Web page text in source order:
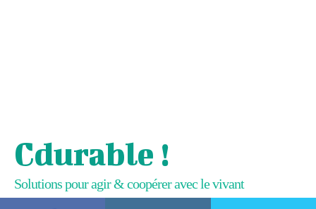
Cdurable !
Solutions pour agir & coopérer avec le vivant